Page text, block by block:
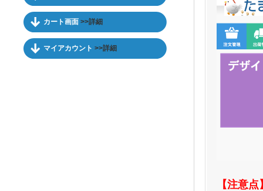
カート画面 >>詳細
マイアカウント >>詳細
【注意点